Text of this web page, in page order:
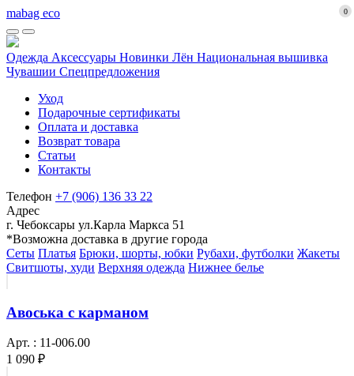
mabag eco
Одежда Аксессуары Новинки Лён Национальная вышивка
Чувашии Спецпредложения
Уход
Подарочные сертификаты
Оплата и доставка
Возврат товара
Статьи
Контакты
Телефон +7 (906) 136 33 22
Адрес
г. Чебоксары ул.Карла Маркса 51
*Возможна доставка в другие города
Сеты Платья Брюки, шорты, юбки Рубахи, футболки Жакеты
Свитшоты, худи Верхняя одежда Нижнее белье
Авоська с карманом
Арт. : 11-006.00
1 090 ₽
0